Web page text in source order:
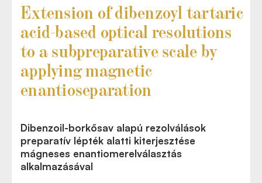
Extension of dibenzoyl tartaric
acid-based optical resolutions
to a subpreparative scale by
applying magnetic
enantioseparation
Dibenzoil-borkősav alapú rezolválások
preparatív lépték alatti kiterjesztése
mágneses enantiomerelválasztás
alkalmazásával